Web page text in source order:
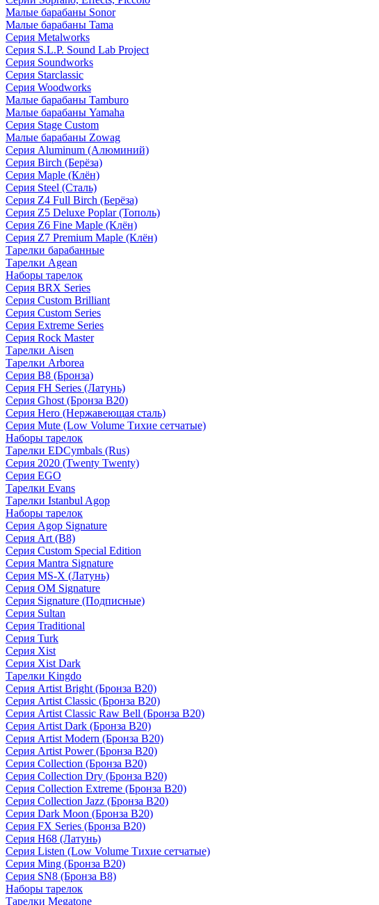
Малые барабаны Sonor
Малые барабаны Tama
Серия Metalworks
Серия S.L.P. Sound Lab Project
Серия Soundworks
Серия Starclassic
Серия Woodworks
Малые барабаны Tamburo
Малые барабаны Yamaha
Серия Stage Custom
Малые барабаны Zowag
Серия Aluminum (Алюминий)
Серия Birch (Берёза)
Серия Maple (Клён)
Серия Steel (Сталь)
Серия Z4 Full Birch (Берёза)
Серия Z5 Deluxe Poplar (Тополь)
Серия Z6 Fine Maple (Клён)
Серия Z7 Premium Maple (Клён)
Тарелки барабанные
Тарелки Agean
Наборы тарелок
Серия BRX Series
Серия Custom Brilliant
Серия Custom Series
Серия Extreme Series
Серия Rock Master
Тарелки Aisen
Тарелки Arborea
Серия B8 (Бронза)
Серия FH Series (Латунь)
Серия Ghost (Бронза B20)
Серия Hero (Нержавеющая сталь)
Серия Mute (Low Volume Тихие сетчатые)
Наборы тарелок
Тарелки EDCymbals (Rus)
Серия 2020 (Twenty Twenty)
Серия EGO
Тарелки Evans
Тарелки Istanbul Agop
Наборы тарелок
Серия Agop Signature
Серия Art (B8)
Серия Custom Special Edition
Серия Mantra Signature
Серия MS-X (Латунь)
Серия OM Signature
Серия Signature (Подписные)
Серия Sultan
Серия Traditional
Серия Turk
Серия Xist
Серия Xist Dark
Тарелки Kingdo
Серия Artist Bright (Бронза B20)
Серия Artist Classic (Бронза B20)
Серия Artist Classic Raw Bell (Бронза B20)
Серия Artist Dark (Бронза B20)
Серия Artist Modern (Бронза B20)
Серия Artist Power (Бронза B20)
Серия Collection (Бронза B20)
Серия Collection Dry (Бронза B20)
Серия Collection Extreme (Бронза B20)
Серия Collection Jazz (Бронза B20)
Серия Dark Moon (Бронза B20)
Серия FX Series (Бронза B20)
Серия H68 (Латунь)
Серия Listen (Low Volume Тихие сетчатые)
Серия Ming (Бронза B20)
Серия SN8 (Бронза B8)
Наборы тарелок
Тарелки Megatone